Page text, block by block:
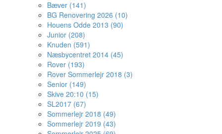
Bæver (141)
BG Renovering 2026 (10)
Houens Odde 2013 (90)
Junior (208)
Knuden (591)
Næsbycentret 2014 (45)
Rover (193)
Rover Sommerlejr 2018 (3)
Senior (149)
Skive 20:10 (15)
SL2017 (67)
Sommerlejr 2018 (49)
Sommerlejr 2019 (43)